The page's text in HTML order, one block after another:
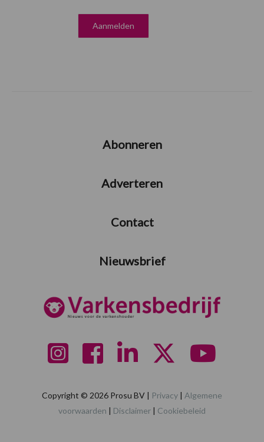
Abonneren
Adverteren
Contact
Nieuwsbrief
Copyright © 2026 Prosu BV | Privacy | Algemene
voorwaarden | Disclaimer | Cookiebeleid